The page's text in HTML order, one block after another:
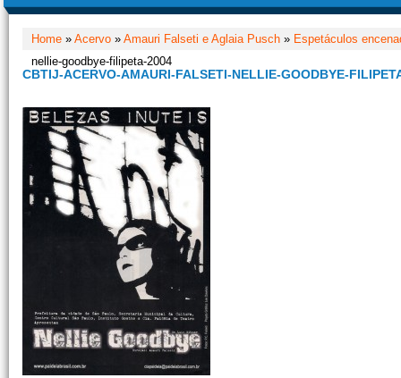
Home » Acervo » Amauri Falseti e Aglaia Pusch » Espetáculos
nellie-goodbye-filipeta-2004
CBTIJ-ACERVO-AMAURI-FALSETI-NELLIE-GOODBYE-